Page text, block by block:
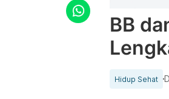
BB
Hidup Sehat